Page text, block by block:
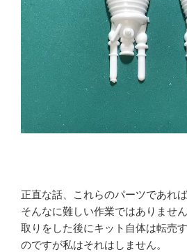
正直な話、これらのパーツであれ
そんなに難しい作業ではありませ
取りをした後にキット自体は転売
のですが私はそれはしません。